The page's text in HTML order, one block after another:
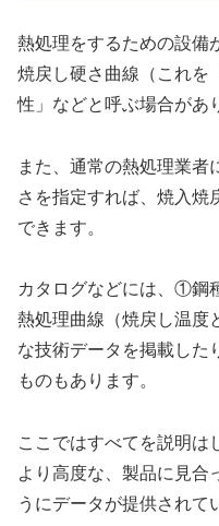
熱処理をするための設備
焼戻し硬さ曲線（これを
性」などと呼ぶ場合があ
また、通常の熱処理業者
さを指定すれば、焼入焼
できます。
カタログなどには、①
熱処理曲線（焼戻し温度
な技術データを掲載した
ものもあります。
ここではすべてを説明は
より高度な、製品に見合
うにデータが提供されて